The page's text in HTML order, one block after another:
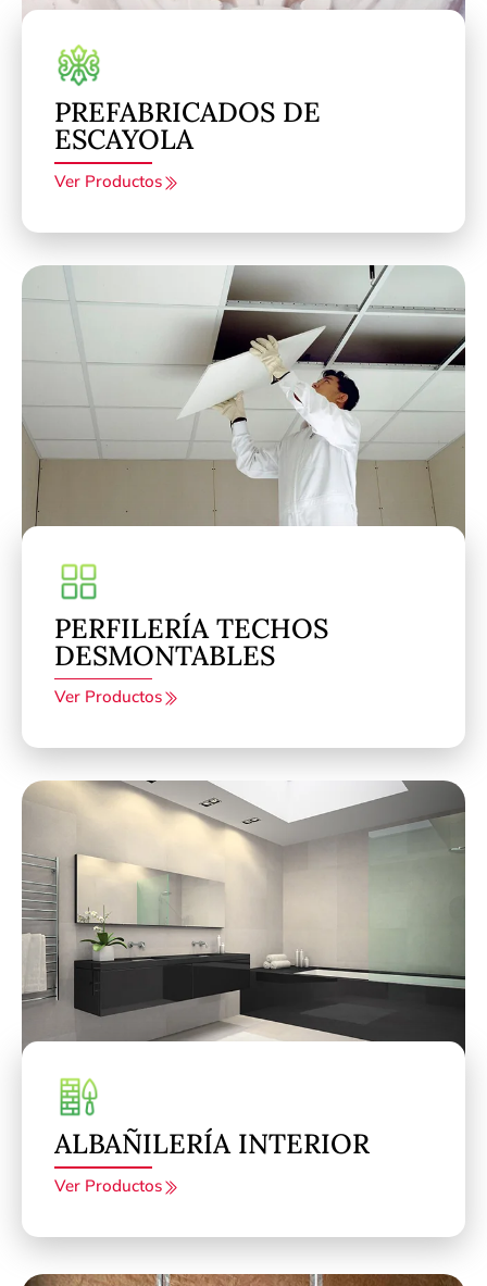
PREFABRICADOS DE
ESCAYOLA
Ver Productos
PERFILERÍA TECHOS
DESMONTABLES
Ver Productos
ALBAÑILERÍA INTERIOR
Ver Productos